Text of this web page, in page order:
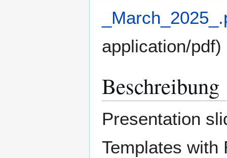
application/pdf)
Beschreibung
Presentation
Templates with